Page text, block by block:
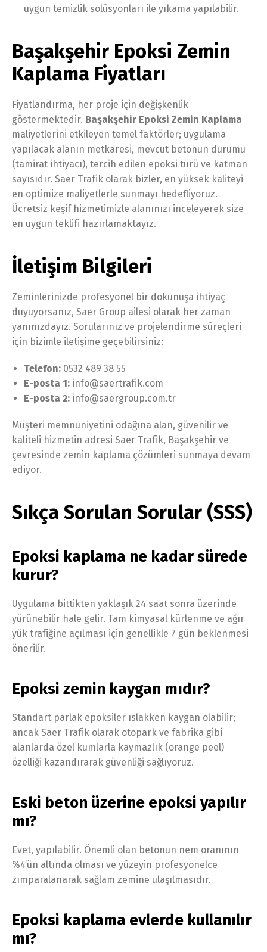
uygun temizlik solüsyonları ile yıkama yapılabilir.
Başakşehir Epoksi Zemin
Kaplama Fiyatları
Fiyatlandırma, her proje için değişkenlik
göstermektedir. Başakşehir Epoksi Zemin Kaplama
maliyetlerini etkileyen temel faktörler; uygulama
yapılacak alanın metkaresi, mevcut betonun durumu
(tamirat ihtiyacı), tercih edilen epoksi türü ve katman
sayısıdır. Saer Trafik olarak bizler, en yüksek kaliteyi
en optimize maliyetlerle sunmayı hedefliyoruz.
Ücretsiz keşif hizmetimizle alanınızı inceleyerek size
en uygun teklifi hazırlamaktayız.
İletişim Bilgileri
Zeminlerinizde profesyonel bir dokunuşa ihtiyaç
duyuyorsanız, Saer Group ailesi olarak her zaman
yanınızdayız. Sorularınız ve projelendirme süreçleri
için bizimle iletişime geçebilirsiniz:
Telefon: 0532 489 38 55
E-posta 1: info@saertrafik.com
E-posta 2: info@saergroup.com.tr
Müşteri memnuniyetini odağına alan, güvenilir ve
kaliteli hizmetin adresi Saer Trafik, Başakşehir ve
çevresinde zemin kaplama çözümleri sunmaya devam
ediyor.
Sıkça Sorulan Sorular (SSS)
Epoksi kaplama ne kadar sürede
kurur?
Uygulama bittikten yaklaşık 24 saat sonra üzerinde
yürünebilir hale gelir. Tam kimyasal kürlenme ve ağır
yük trafiğine açılması için genellikle 7 gün beklenmesi
önerilir.
Epoksi zemin kaygan mıdır?
Standart parlak epoksiler ıslakken kaygan olabilir;
ancak Saer Trafik olarak otopark ve fabrika gibi
alanlarda özel kumlarla kaymazlık (orange peel)
özelliği kazandırarak güvenliği sağlıyoruz.
Eski beton üzerine epoksi yapılır
mı?
Evet, yapılabilir. Önemli olan betonun nem oranının
%4’ün altında olması ve yüzeyin profesyonelce
zımparalanarak sağlam zemine ulaşılmasıdır.
Epoksi kaplama evlerde kullanılır
mı?